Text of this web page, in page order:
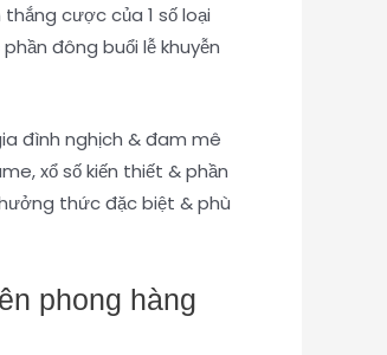
cược của 1 số loại
đông buổi lễ khuyễn
đình nghịch & đam mê
xổ số kiến thiết & phần
thức đặc biệt & phù
phong hàng